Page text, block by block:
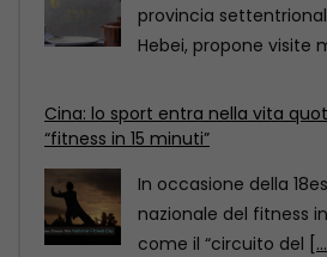
nazionale del fitness
come il “circuito del
Cina: il Festival delle torce
terrazzate del Sichuan
Al calare della notte,
della contea di Yuexi,
sud-occidentale